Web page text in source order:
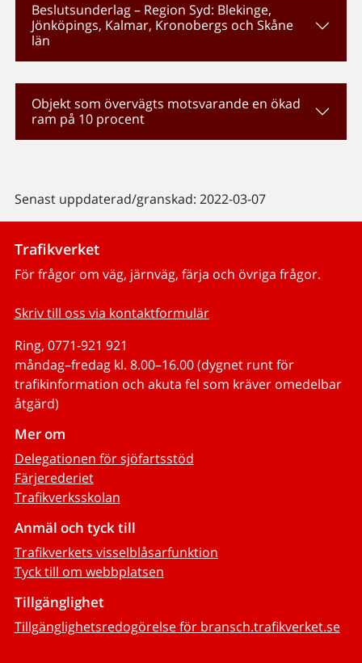
Beslutsunderlag – Region Syd: Blekinge,
Jönköpings, Kalmar, Kronobergs och Skåne
län
Objekt som övervägts motsvarande en ökad
ram på 10 procent
Senast uppdaterad/granskad: 2022-03-07
Trafikverket
För frågor om väg, järnväg, färja och övriga frågor.
Skriv till oss via kontaktformulär
Ring, 0771-921 921
måndag–fredag kl. 8.00–16.00 (dygnet runt för
trafikinformation och akuta fel som kräver omedelbar
åtgärd)
Mer om
Delegationen för sjöfartsstöd
Färjerederiet
Trafikverksskolan
Anmäl och tyck till
Trafikverkets visselblåsarfunktion
Tyck till om webbplatsen
Tillgänglighet
Tillgänglighetsredogörelse för bransch.trafikverket.se